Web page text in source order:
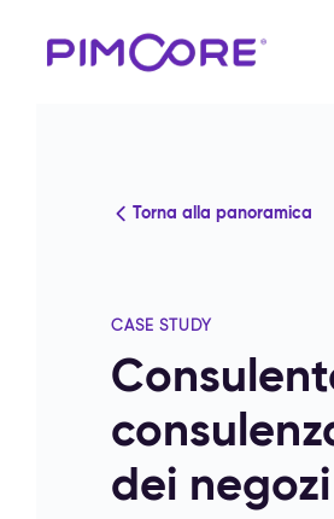
Torna alla panoramica
CASE STUDY
dei